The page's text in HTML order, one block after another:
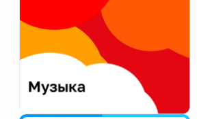
Екатеринбург
Калининград
Калуга